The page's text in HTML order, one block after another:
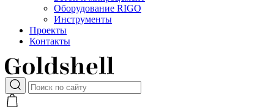
Оборудование RIGO
Инструменты
Проекты
Контакты